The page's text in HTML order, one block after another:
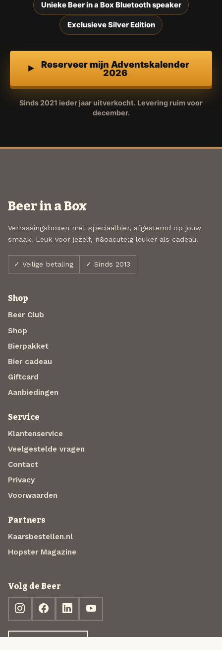
Unieke Beer in a Box Bluetooth speaker
Exclusieve Silver Edition
Reserveer mijn Adventskalender
2026
Sinds 2021 ieder jaar uitverkocht. Levering ruim voor
december.
Beer in a Box
Verrassingsboxen met speciaalbier, afgestemd op jouw
smaak. Leuk voor jezelf, n&oacute;g leuker als cadeau.
✓ Veilige betaling ✓ Sinds 2013
Shop
Beer Club
Shop
Bierpakket
Bier cadeau
Giftcard
Aanbiedingen
Service
Klantenservice
Veelgestelde vragen
Contact
Privacy
Voorwaarden
Partners
Kaarsbestellen.nl
Hopster Magazine
Volg de Beer